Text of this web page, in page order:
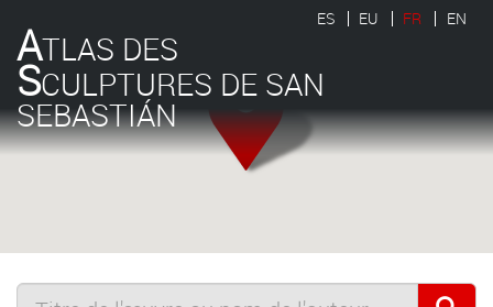
ATLAS DES
SCULPTURES DE SAN
SEBASTIÁN
ES EU FR EN